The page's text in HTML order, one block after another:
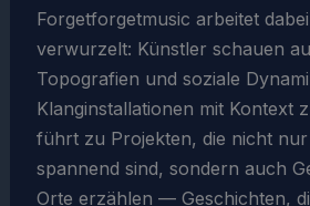
Forgetforgetmusic arbeitet
verwurzelt: Künstler schauen
Topografien und soziale
Klanginstallationen mit Kontext
führt zu Projekten, die nicht nur
spannend sind, sondern auch
Orte erzählen — Geschichten,